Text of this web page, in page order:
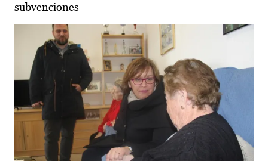
subvenciones